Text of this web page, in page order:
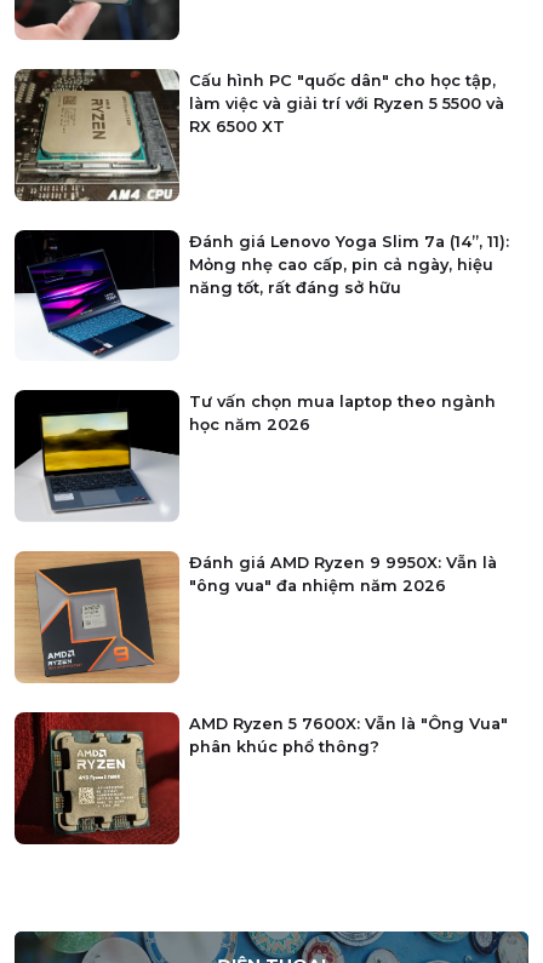
Cấu hình PC "quốc dân" cho học tập,
làm việc và giải trí với Ryzen 5 5500 và
RX 6500 XT
Đánh giá Lenovo Yoga Slim 7a (14”, 11):
Mỏng nhẹ cao cấp, pin cả ngày, hiệu
năng tốt, rất đáng sở hữu
Tư vấn chọn mua laptop theo ngành
học năm 2026
Đánh giá AMD Ryzen 9 9950X: Vẫn là
"ông vua" đa nhiệm năm 2026
AMD Ryzen 5 7600X: Vẫn là "Ông Vua"
phân khúc phổ thông?